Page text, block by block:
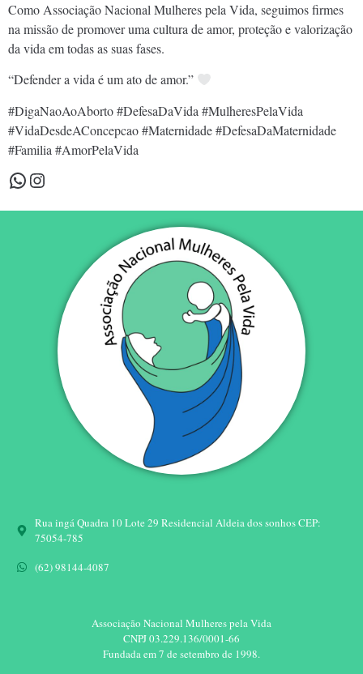
Como Associação Nacional Mulheres pela Vida, seguimos firmes
na missão de promover uma cultura de amor, proteção e valorização
da vida em todas as suas fases.
“Defender a vida é um ato de amor.”
#DigaNaoAoAborto #DefesaDaVida #MulheresPelaVida
#VidaDesdeAConcepcao #Maternidade #DefesaDaMaternidade
#Familia #AmorPelaVida
Rua ingá Quadra 10 Lote 29 Residencial Aldeia dos sonhos CEP:
75054-785
(62) 98144-4087
Associação Nacional Mulheres pela Vida
CNPJ 03.229.136/0001-66​
Fundada em 7 de setembro de 1998.​